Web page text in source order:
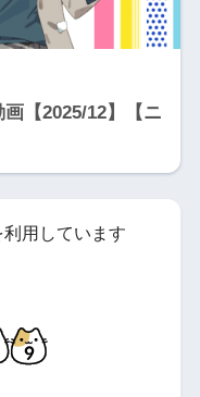
画【2025/12】【ニ
用しています